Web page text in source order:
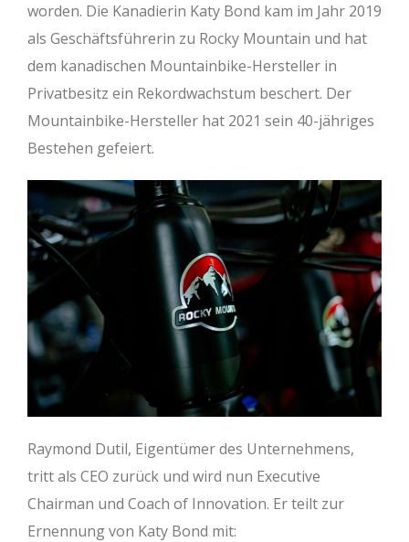
worden. Die Kanadierin Katy Bond kam im Jahr 2019
als Geschäftsführerin zu Rocky Mountain und hat
dem kanadischen Mountainbike-Hersteller in
Privatbesitz ein Rekordwachstum beschert. Der
Mountainbike-Hersteller hat 2021 sein 40-jähriges
Bestehen gefeiert.
Raymond Dutil, Eigentümer des Unternehmens,
tritt als CEO zurück und wird nun Executive
Chairman und Coach of Innovation. Er teilt zur
Ernennung von Katy Bond mit: